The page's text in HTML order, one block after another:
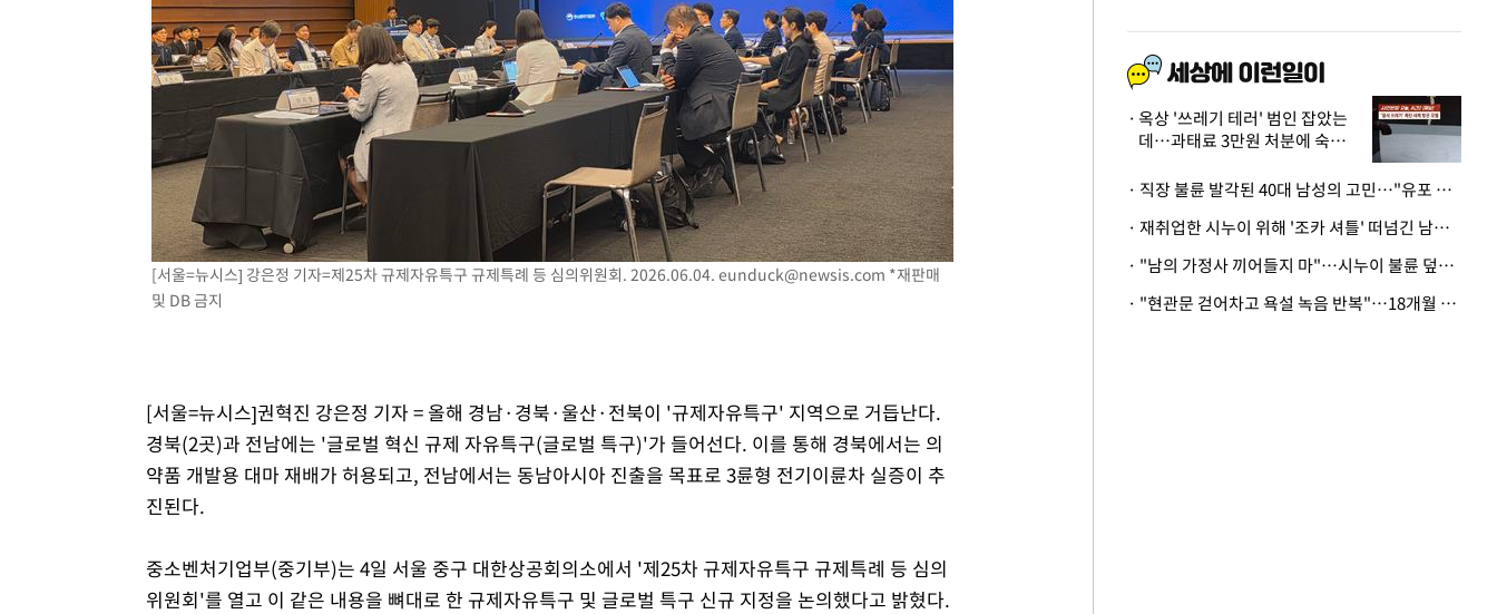
[서울=뉴시스] 강은정 기자=제25차 규제자유특구 규제특례 등 심의위원회. 2026.06.04. eunduck@newsis.com *재판매
및 DB 금지
[서울=뉴시스]권혁진 강은정 기자 = 올해 경남·경북·울산·전북이 '규제자유특구' 지역으로 거듭난다.
경북(2곳)과 전남에는 '글로벌 혁신 규제 자유특구(글로벌 특구)'가 들어선다. 이를 통해 경북에서는 의
약품 개발용 대마 재배가 허용되고, 전남에서는 동남아시아 진출을 목표로 3륜형 전기이륜차 실증이 추
진된다.
중소벤처기업부(중기부)는 4일 서울 중구 대한상공회의소에서 '제25차 규제자유특구 규제특례 등 심의
위원회'를 열고 이 같은 내용을 뼈대로 한 규제자유특구 및 글로벌 특구 신규 지정을 논의했다고 밝혔다.
옥상 '쓰레기 테러' 범인 잡았는
데…과태료 3만원 처분에 숙박업
· 직장 불륜 발각된 40대 남성의 고민…"유포 동료 명예훼손·협박죄 고소 가능할까"
· 재취업한 시누이 위해 '조카 셔틀' 떠넘긴 남편…아내 "난 못한다"
· "남의 가정사 끼어들지 마"…시누이 불륜 덮으려는 남편에 억울한 아내
· "현관문 걷어차고 욕설 녹음 반복"…18개월 아기 키우는 집 뒤흔든 '앞집의 비극'